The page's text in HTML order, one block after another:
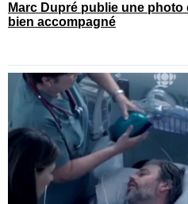
Marc Dupré publie une
bien accompagné